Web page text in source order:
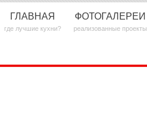
ГЛАВНАЯ
где лучшие кухни?
ФОТОГАЛЕРЕИ
реализованные проекты